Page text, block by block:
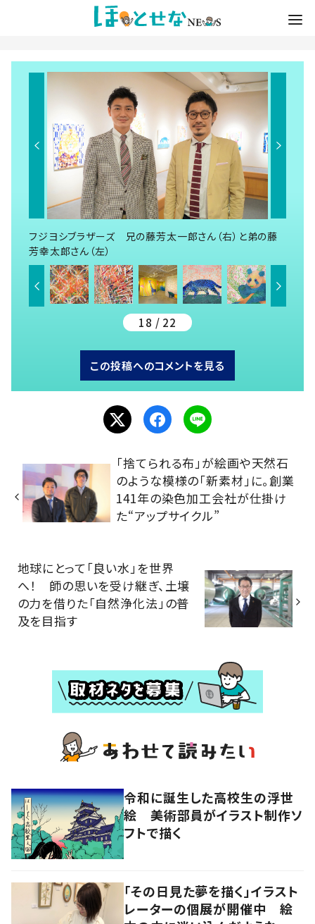
フジヨシブラザーズ 兄の藤芳太一郎さん（右）と弟の藤
芳幸太郎さん（左）
18 / 22
この投稿へのコメントを見る
「捨てられる布」が絵画や天然石
のような模様の「新素材」に。創業
141年の染色加工会社が仕掛け
た“アップサイクル”
地球にとって「良い水」を世界
へ！ 師の思いを受け継ぎ、土壌
の力を借りた「自然浄化法」の普
及を目指す
令和に誕生した高校生の浮世
絵 美術部員がイラスト制作ソ
フトで描く
「その日見た夢を描く」イラスト
レーターの個展が開催中 絵